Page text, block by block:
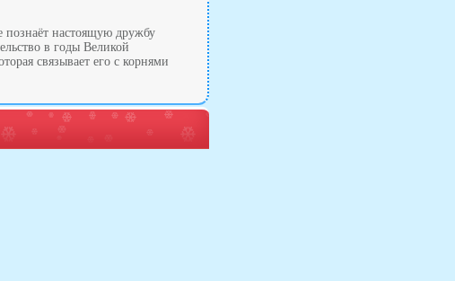
познаёт настоящую дружбу
в годы Великой
связывает его с корнями